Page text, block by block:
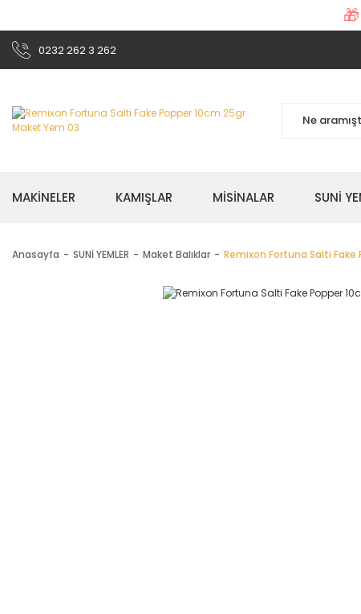
0232 262 3 262
MAKİNELER KAMIŞLAR MİSİNALAR SUNİ
Anasayfa SUNİ YEMLER Maket Balıklar Remixon Fortuna Salti Fake